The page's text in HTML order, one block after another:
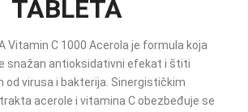
TABLETA
Vitamin C 1000 Acerola je formula koja
snažan antioksidativni efekat i štiti
od virusa i bakterija. Sinergističkim
acerole i vitamina C obezbeđuje se